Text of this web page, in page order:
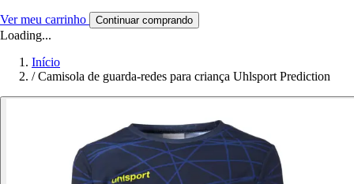
Ver meu carrinho Continuar comprando
Loading...
Início
/ Camisola de guarda-redes para criança Uhlsport Prediction